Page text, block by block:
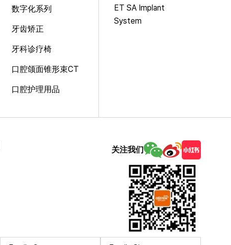
数字化系列
牙齿矫正
牙科诊疗椅
口腔颌面锥形束CT
口腔护理用品
ET SA Implant
System
关注我们